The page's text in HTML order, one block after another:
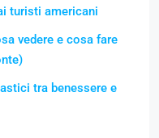
turisti americani
vedere e cosa fare
tra benessere e